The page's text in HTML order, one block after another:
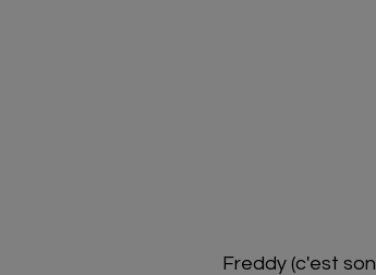
Freddy (c'est